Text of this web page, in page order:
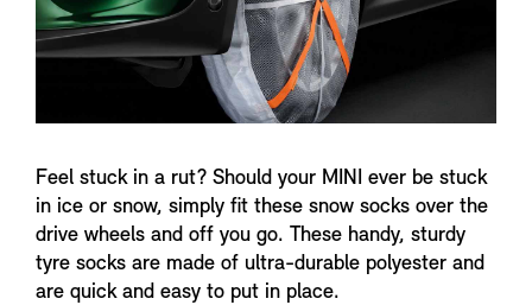
Feel stuck in a rut? Should your MINI ever be stuck
in ice or snow, simply fit these snow socks over the
drive wheels and off you go. These handy, sturdy
tyre socks are made of ultra-durable polyester and
are quick and easy to put in place.